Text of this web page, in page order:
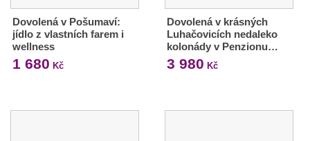
Dovolená v Pošumaví:
jídlo z vlastních farem i
wellness
1 680 Kč
Dovolená v krásných
Luhačovicích nedaleko
kolonády v Penzionu…
3 980 Kč